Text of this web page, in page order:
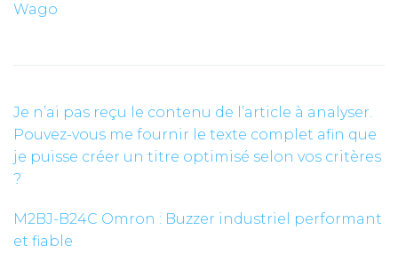
Wago
Je n’ai pas reçu le contenu de l’article à analyser.
Pouvez-vous me fournir le texte complet afin que
je puisse créer un titre optimisé selon vos critères
?
M2BJ-B24C Omron : Buzzer industriel performant
et fiable